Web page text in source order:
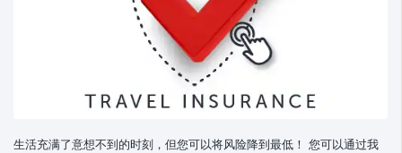
生活充满了意想不到的时刻，但您可以将风险降到最低！ 您可以通过我